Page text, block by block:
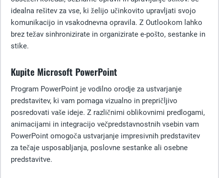
idealna rešitev za vse, ki želijo učinkovito upravljati svojo
komunikacijo in vsakodnevna opravila. Z Outlookom lahko
brez težav sinhronizirate in organizirate e-pošto, sestanke in
stike.
Kupite Microsoft PowerPoint
Program PowerPoint je vodilno orodje za ustvarjanje
predstavitev, ki vam pomaga vizualno in prepričljivo
posredovati vaše ideje. Z različnimi oblikovnimi predlogami,
animacijami in integracijo večpredstavnostnih vsebin vam
PowerPoint omogoča ustvarjanje impresivnih predstavitev
za tečaje usposabljanja, poslovne sestanke ali osebne
predstavitve.